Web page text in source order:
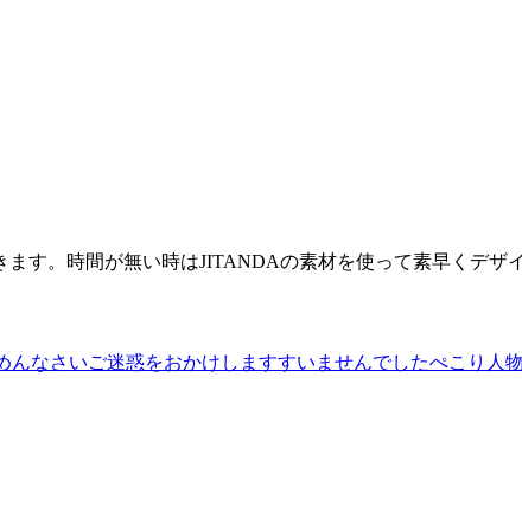
す。時間が無い時はJITANDAの素材を使って素早くデザ
んなさいご迷惑をおかけしますすいませんでしたぺこり 人